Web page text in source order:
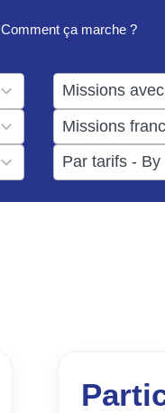
Comment ça marche ?
result
available
result
available
results
available